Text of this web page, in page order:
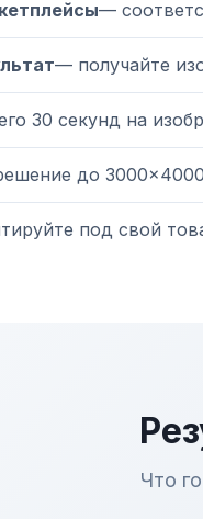
—
— получайте
30 секунд на
до
под свой
Что